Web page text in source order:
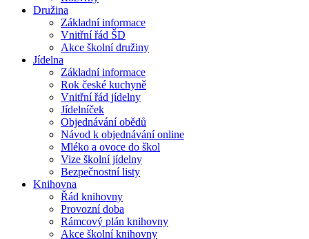
Družina
Základní informace
Vnitřní řád ŠD
Akce školní družiny
Jídelna
Základní informace
Rok české kuchyně
Vnitřní řád jídelny
Jídelníček
Objednávání obědů
Návod k objednávání online
Mléko a ovoce do škol
Vize školní jídelny
Bezpečnostní listy
Knihovna
Řád knihovny
Provozní doba
Rámcový plán knihovny
Akce školní knihovny